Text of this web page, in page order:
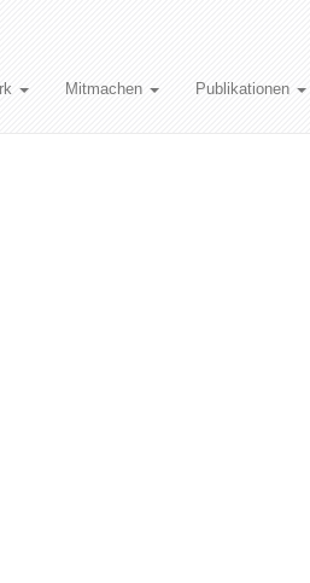
Mitmachen Publikationen